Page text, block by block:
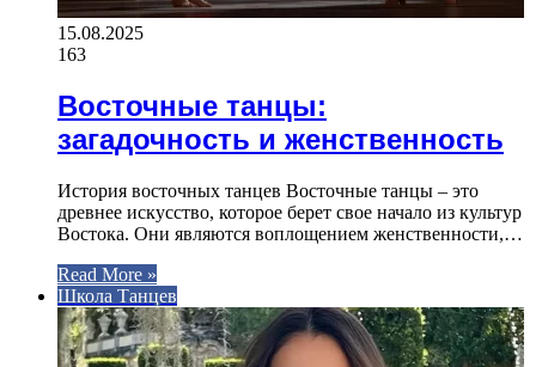
15.08.2025
163
Восточные танцы:
загадочность и женственность
История восточных танцев Восточные танцы – это
древнее искусство, которое берет свое начало из культур
Востока. Они являются воплощением женственности,…
Read More »
Школа Танцев